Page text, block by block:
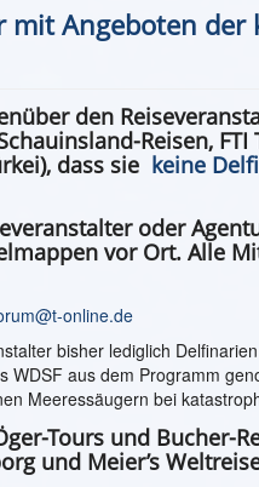
mit Angeboten
den
Reisen,
dass sie keine
oder
vor Ort. Alle
online.de
bisher lediglich Delfinarien
WDSF aus dem Programm
Meeressäugern bei
Tours und Bucher-
und Meier’s